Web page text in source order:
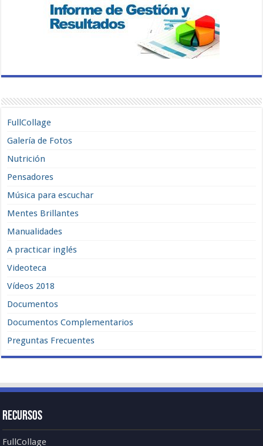
FullCollage
Galería de Fotos
Nutrición
Pensadores
Música para escuchar
Mentes Brillantes
Manualidades
A practicar inglés
Videoteca
Vídeos 2018
Documentos
Documentos Complementarios
Preguntas Frecuentes
Recursos
FullCollage